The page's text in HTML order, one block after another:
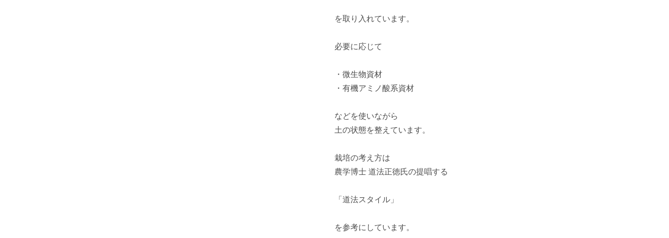
を取り入れています。
必要に応じて
・微生物資材
・有機アミノ酸系資材
などを使いながら
土の状態を整えています。
栽培の考え方は
農学博士 道法正徳氏の提唱する
「道法スタイル」
を参考にしています。